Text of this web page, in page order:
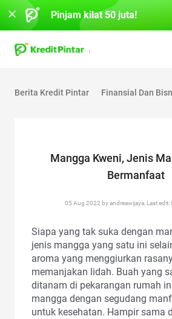
Berita Kredit Pintar Finansial Dan
Mangga Kweni, Jenis
Bermanfaat
05 Aug 2022 by andreawijaya, Last
Siapa yang tak suka dengan
jenis mangga yang satu ini
aroma yang menggiurkan
memanjakan lidah. Buah yang
ditanam di pekarangan rumah
mangga dengan segudang
untuk kesehatan. Hampir sama
Pinjam kilat 50 juta!